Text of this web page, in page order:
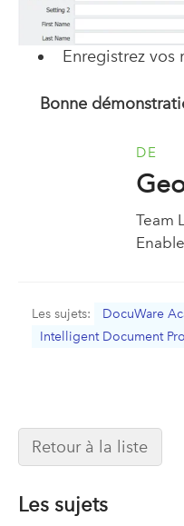
Enregistrez vos
Bonne
DE
Team
Les sujets: DocuWare
Intelligent Document
Retour à la liste
Les sujets